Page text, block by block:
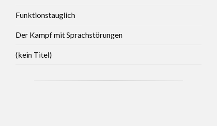
Funktionstauglich
Der Kampf mit Sprachstörungen
(kein Titel)